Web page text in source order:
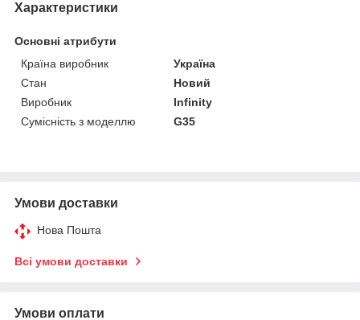
Характеристики
Основні атрибути
Країна виробник
Україна
Стан
Новий
Виробник
Infinity
Сумісність з моделлю
G35
Умови доставки
Нова Пошта
Всі умови доставки
Умови оплати